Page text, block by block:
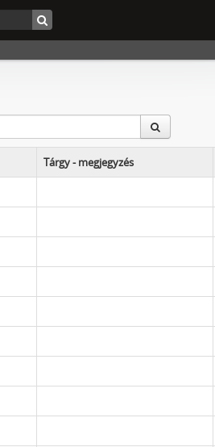
Tárgy - megjegyzés